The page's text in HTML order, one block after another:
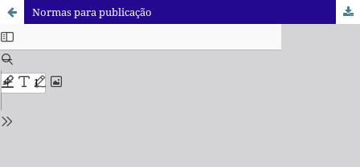
Normas para publicação